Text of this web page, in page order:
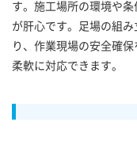
す。施工場所の環境や
が肝心です。足場の組
り、作業現場の安全確
柔軟に対応できます。